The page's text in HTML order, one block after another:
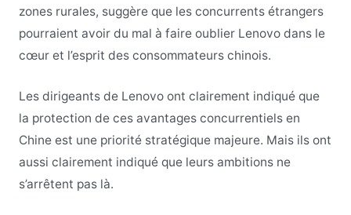
zones rurales, suggère que les concurrents étrangers
pourraient avoir du mal à faire oublier Lenovo dans le
cœur et l’esprit des consommateurs chinois.
Les dirigeants de Lenovo ont clairement indiqué que
la protection de ces avantages concurrentiels en
Chine est une priorité stratégique majeure. Mais ils ont
aussi clairement indiqué que leurs ambitions ne
s’arrêtent pas là.